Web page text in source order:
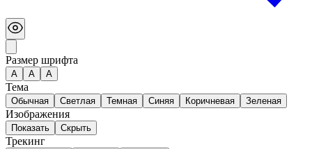
Размер шрифта
А A A
Тема
Обычная Светлая Темная Синяя Коричневая Зеленая
Изображения
Показать Скрыть
Трекинг